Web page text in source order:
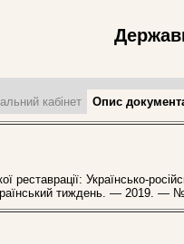
кабінет Опис
реставрації: Українсько-
тиждень. — 2019. —